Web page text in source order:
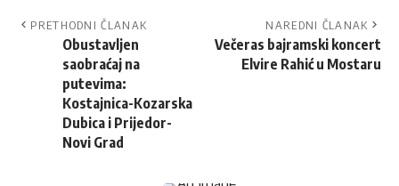
PRETHODNI ČLANAK
Obustavljen
saobraćaj na
putevima:
Kostajnica-Kozarska
Dubica i Prijedor-
Novi Grad
NAREDNI ČLANAK
Večeras bajramski koncert
Elvire Rahić u Mostaru